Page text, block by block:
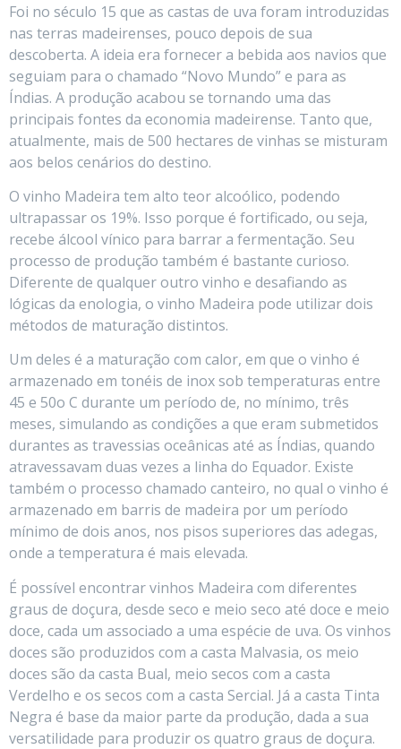
Foi no século 15 que as castas de uva foram introduzidas
nas terras madeirenses, pouco depois de sua
descoberta. A ideia era fornecer a bebida aos navios que
seguiam para o chamado “Novo Mundo” e para as
Índias. A produção acabou se tornando uma das
principais fontes da economia madeirense. Tanto que,
atualmente, mais de 500 hectares de vinhas se misturam
aos belos cenários do destino.
O vinho Madeira tem alto teor alcoólico, podendo
ultrapassar os 19%. Isso porque é fortificado, ou seja,
recebe álcool vínico para barrar a fermentação. Seu
processo de produção também é bastante curioso.
Diferente de qualquer outro vinho e desafiando as
lógicas da enologia, o vinho Madeira pode utilizar dois
métodos de maturação distintos.
Um deles é a maturação com calor, em que o vinho é
armazenado em tonéis de inox sob temperaturas entre
45 e 50o C durante um período de, no mínimo, três
meses, simulando as condições a que eram submetidos
durantes as travessias oceânicas até as Índias, quando
atravessavam duas vezes a linha do Equador. Existe
também o processo chamado canteiro, no qual o vinho é
armazenado em barris de madeira por um período
mínimo de dois anos, nos pisos superiores das adegas,
onde a temperatura é mais elevada.
É possível encontrar vinhos Madeira com diferentes
graus de doçura, desde seco e meio seco até doce e meio
doce, cada um associado a uma espécie de uva. Os vinhos
doces são produzidos com a casta Malvasia, os meio
doces são da casta Bual, meio secos com a casta
Verdelho e os secos com a casta Sercial. Já a casta Tinta
Negra é base da maior parte da produção, dada a sua
versatilidade para produzir os quatro graus de doçura.